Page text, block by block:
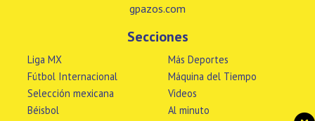
gpazos.com
Secciones
Liga MX
Fútbol Internacional
Selección mexicana
Béisbol
Más Deportes
Máquina del Tiempo
Videos
Al minuto